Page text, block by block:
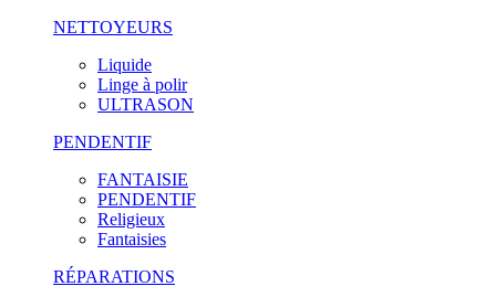
NETTOYEURS
Liquide
Linge à polir
ULTRASON
PENDENTIF
FANTAISIE
PENDENTIF
Religieux
Fantaisies
RÉPARATIONS